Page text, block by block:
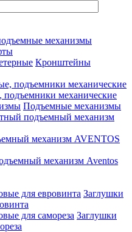
механизмы
Кронштейны
подъемники механические
Подъемные механизмы
подъемный механизм
механизм AVENTOS
механизм Aventos
Заглушки
Заглушки